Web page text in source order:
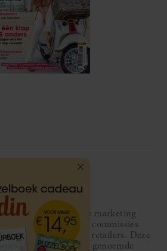
in diverse affiliate marketing
houdt in dat Vriendin commissies
middels links van retailers. Deze
gesponsord door de genoemde